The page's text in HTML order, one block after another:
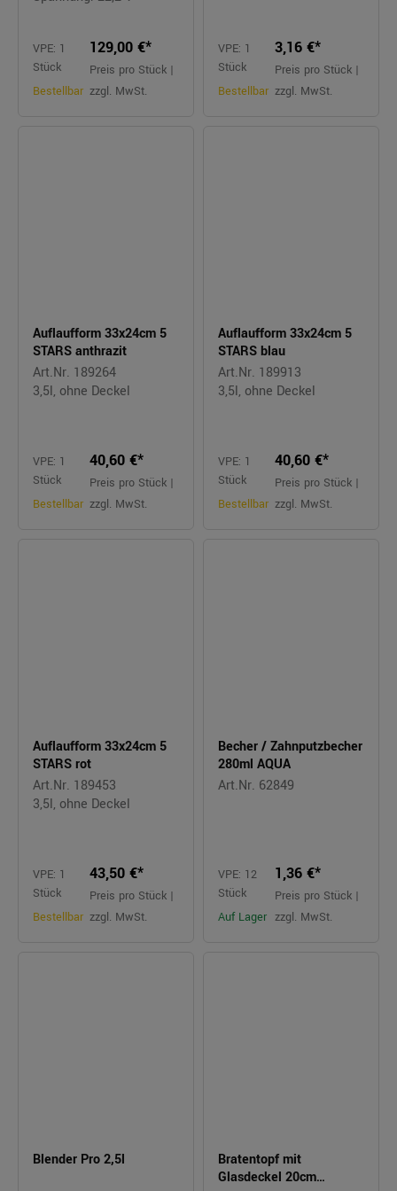
VPE: 1
Stück
Bestellbar
129,00 €*
Preis pro Stück |
zzgl. MwSt.
VPE: 1
Stück
Bestellbar
3,16 €*
Preis pro Stück |
zzgl. MwSt.
Auflaufform 33x24cm 5
STARS anthrazit
Art.Nr. 189264
3,5l, ohne Deckel
VPE: 1
Stück
Bestellbar
40,60 €*
Preis pro Stück |
zzgl. MwSt.
Auflaufform 33x24cm 5
STARS blau
Art.Nr. 189913
3,5l, ohne Deckel
VPE: 1
Stück
Bestellbar
40,60 €*
Preis pro Stück |
zzgl. MwSt.
Auflaufform 33x24cm 5
STARS rot
Art.Nr. 189453
3,5l, ohne Deckel
VPE: 1
Stück
Bestellbar
43,50 €*
Preis pro Stück |
zzgl. MwSt.
Becher / Zahnputzbecher
280ml AQUA
Art.Nr. 62849
VPE: 12
Stück
Auf Lager
1,36 €*
Preis pro Stück |
zzgl. MwSt.
Blender Pro 2,5l
Bratentopf mit
Glasdeckel 20cm